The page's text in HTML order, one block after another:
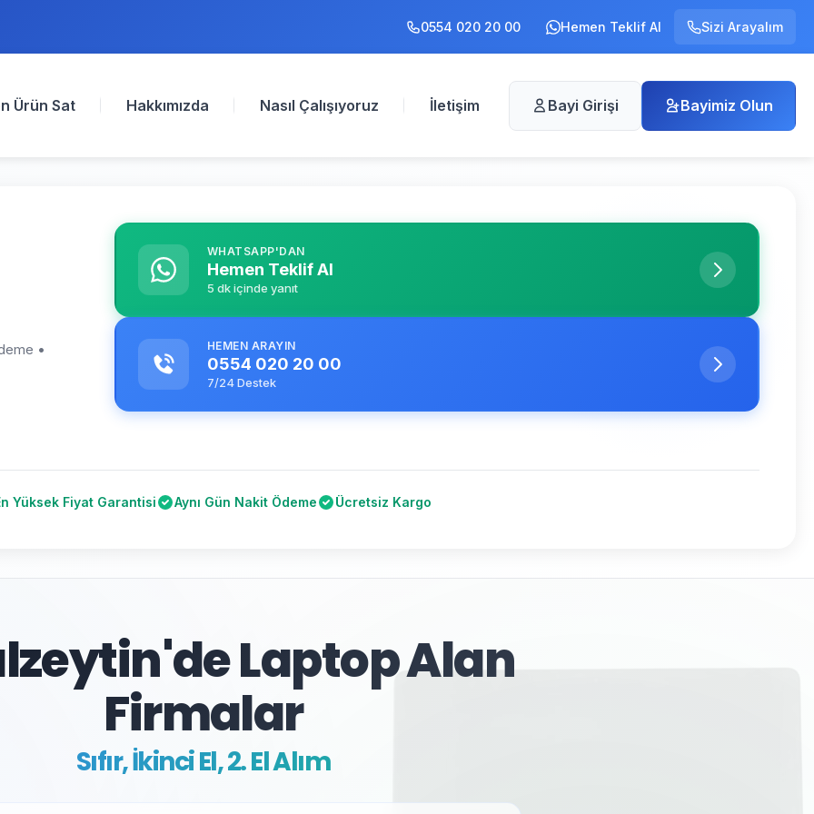
0554 020 20 00 Hemen Teklif Al Sizi Arayalım
Ürün Sat Hakkımızda Nasıl Çalışıyoruz İletişim Bayi Girişi Bayimiz Olun
•
WHATSAPP'DAN
Hemen Teklif Al
5 dk içinde yanıt
HEMEN ARAYIN
0554 020 20 00
7/24 Destek
Yüksek Fiyat Garantisi Aynı Gün Nakit Ödeme Ücretsiz Kargo
Laptop Alan
Firmalar
Sıfır, İkinci El, 2. El Alım